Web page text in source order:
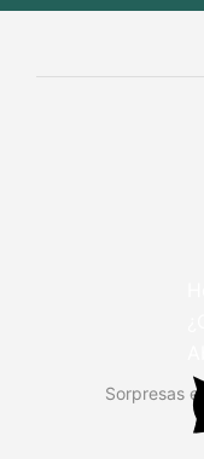
Sorpresas